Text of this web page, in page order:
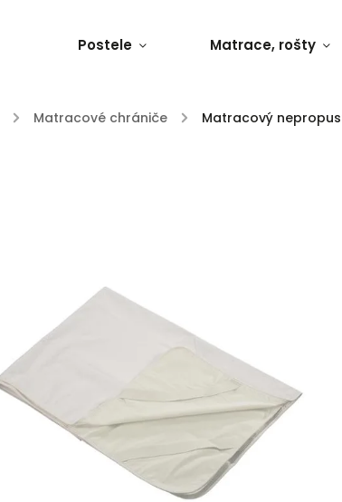
Postele Matrace, rošty
/ Matracové chrániče / Matracový